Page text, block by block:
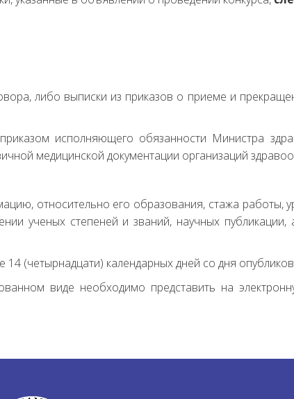
либо выписки из приказов о приеме и
исполняющего обязанности Министра
медицинской документации организаций
относительно его образования, стажа работы,
ученых степеней и званий, научных
14 (четырнадцати) календарных дней со дня
виде необходимо представить на